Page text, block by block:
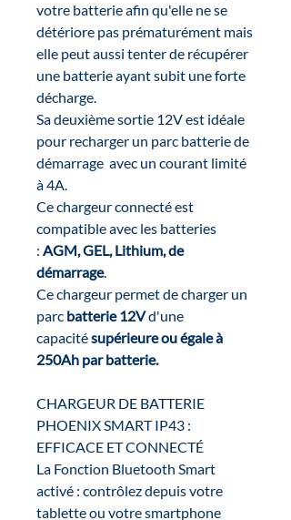
votre batterie afin qu'elle ne se
détériore pas prématurément mais
elle peut aussi tenter de récupérer
une batterie ayant subit une forte
décharge.
Sa deuxième sortie 12V est idéale
pour recharger un parc batterie de
démarrage avec un courant limité
à 4A.
Ce chargeur connecté est
compatible avec les batteries
: AGM, GEL, Lithium, de
démarrage.
Ce chargeur permet de charger un
parc batterie 12Vd'une
capacitésupérieure ou égale à
250Ah par batterie.
CHARGEUR DE BATTERIE
PHOENIX SMART IP43 :
EFFICACE ET CONNECTÉ
La Fonction Bluetooth Smart
activé : contrôlez depuis votre
tablette ou votre smartphone